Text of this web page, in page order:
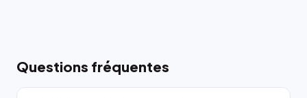
Questions fréquentes